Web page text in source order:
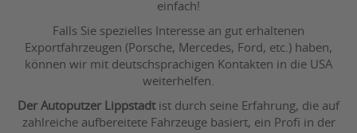
einfach!
Falls Sie spezielles Interesse an gut erhaltenen
Exportfahrzeugen (Porsche, Mercedes, Ford, etc.) haben,
können wir mit deutschsprachigen Kontakten in die USA
weiterhelfen.
Der Autoputzer Lippstadtist durch seine Erfahrung, die auf
zahlreiche aufbereitete Fahrzeuge basiert, ein Profi in der